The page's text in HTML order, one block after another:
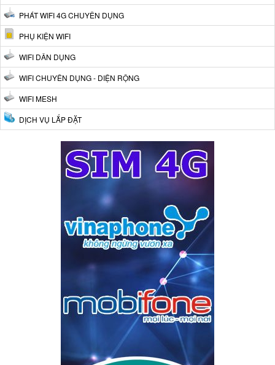
PHÁT WIFI 4G CHUYÊN DỤNG
PHỤ KIỆN WIFI
WIFI DÂN DỤNG
WIFI CHUYÊN DỤNG - DIỆN RỘNG
WIFI MESH
DỊCH VỤ LẮP ĐẶT